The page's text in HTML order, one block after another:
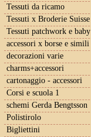
Tessuti da ricamo
Tessuti x Broderie Suisse
Tessuti patchwork e baby
accessori x borse e simili
decorazioni varie
charms+accessori
cartonaggio - accessori
Corsi e scuola 1
schemi Gerda Bengtsson
Polistirolo
Bigliettini